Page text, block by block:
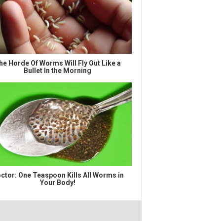
Horde Of Worms Will Fly Out Like a
Bullet In the Morning
One Teaspoon Kills All Worms in
Your Body!